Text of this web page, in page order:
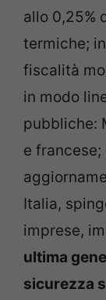
allo 0,25%
termiche;
fiscalità
in modo
pubbliche:
e
Italia,
imprese,
ultima
sicurezza